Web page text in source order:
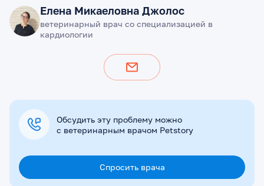
Елена Микаеловна Джолос
ветеринарный врач со специализацией в
кардиологии
Обсудить эту проблему можно
с ветеринарным врачом Petstory
Спросить врача